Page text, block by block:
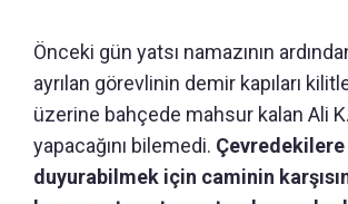
Önceki gün yatsı namazının
ayrılan görevlinin demir kapıları
üzerine bahçede mahsur kalan Ali
yapacağını bilemedi.
duyurabilmek için caminin